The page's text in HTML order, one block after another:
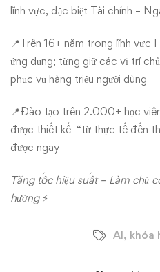
lĩnh vực, đặc biệt Tài chính –
📍Trên 16+ năm trong lĩnh vực
ứng dụng; từng giữ các vị trí
phục vụ hàng triệu người dùng
📍Đào tạo trên 2.000+ học
được thiết kế “từ thực tế đến
được ngay
Tăng tốc hiệu suất – Làm chủ
hướng⚡
AI , khóa